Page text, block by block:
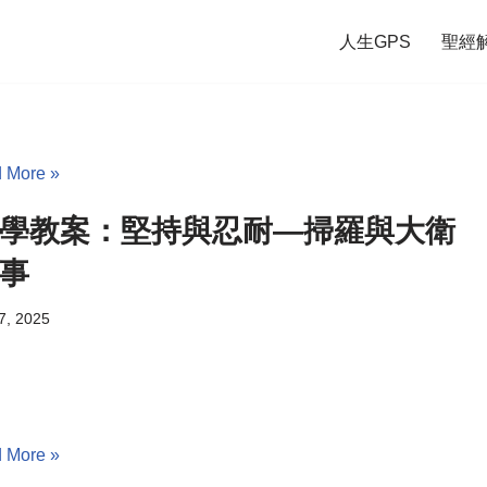
人生GPS 聖經
More »
教案：堅持與忍耐—掃羅與大衛
2025
More »